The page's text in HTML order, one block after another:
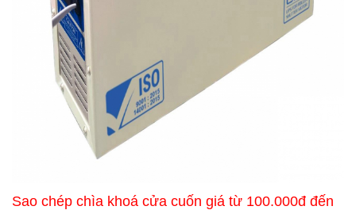
Sao chép chìa khoá cửa cuốn giá từ 100.000đ đến